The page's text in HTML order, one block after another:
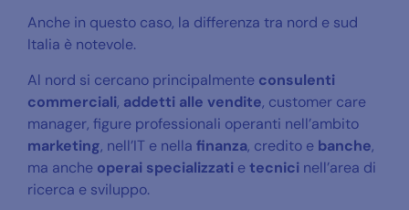
Anche in questo caso, la differenza tra nord e sud
Italia è notevole.
Al nord si cercano principalmente consulenti
commerciali, addetti alle vendite, customer care
manager, figure professionali operanti nell’ambito
marketing, nell’IT e nella finanza, credito e banche,
ma anche operai specializzati etecnici nell’area di
ricerca e sviluppo.